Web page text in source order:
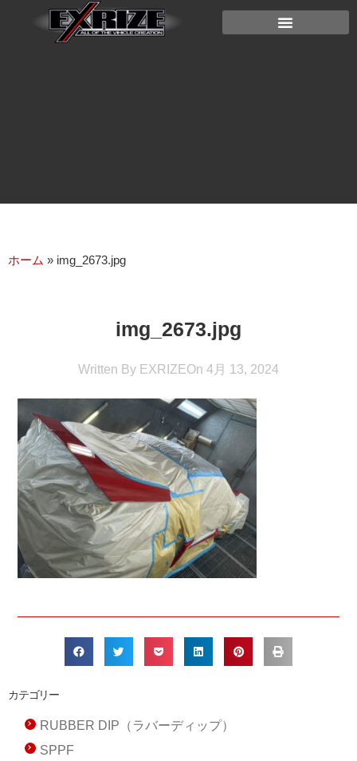
ホーム » img_2673.jpg
img_2673.jpg
Written By EXRIZEOn 4月 13, 2024
カテゴリー
RUBBER DIP（ラバーディップ）
SPPF